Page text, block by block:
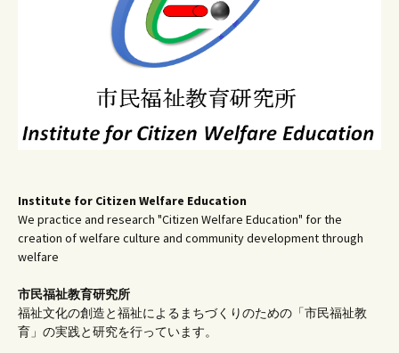
Institute for Citizen Welfare Education
We practice and research "Citizen Welfare Education" for the
creation of welfare culture and community development through
welfare
市民福祉教育研究所
福祉文化の創造と福祉によるまちづくりのための「市民福祉教
育」の実践と研究を行っています。